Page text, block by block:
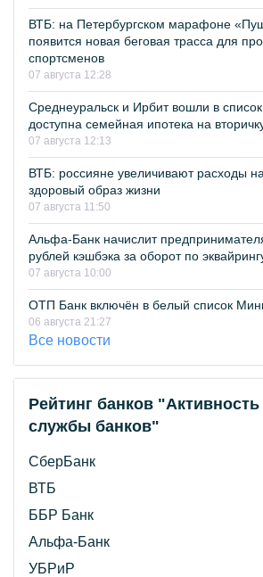
ВТБ: на Петербургском марафоне
появится новая беговая трасса для
спортсменов
07 августа 12:28
Среднеуральск и Ирбит вошли в список
доступна семейная ипотека на
07 августа 12:13
ВТБ: россияне увеличивают расходы
здоровый образ жизни
07 августа 11:50
Альфа-Банк начислит
рублей кэшбэка за оборот по
07 августа 10:00
ОТП Банк включён в белый список
06 августа 21:27
Все новости
Рейтинг банков "Активность
службы банков"
СберБанк
ВТБ
ББР Банк
Альфа-Банк
УБРиР